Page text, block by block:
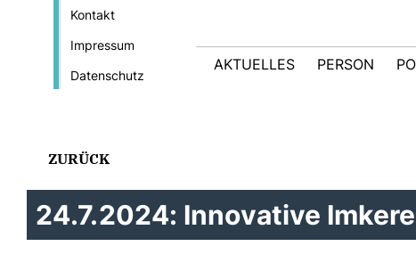
Kontakt
Impressum
Datenschutz
AKTUELLES PERSON
ZURÜCK
24.7.2024: Innovative